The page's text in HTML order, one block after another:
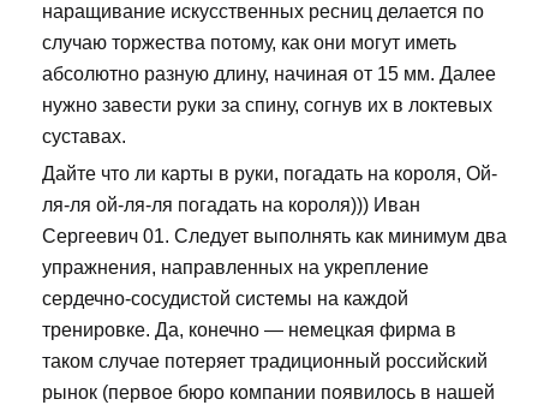
наращивание искусственных ресниц делается по
случаю торжества потому, как они могут иметь
абсолютно разную длину, начиная от 15 мм. Далее
нужно завести руки за спину, согнув их в локтевых
суставах.
Дайте что ли карты в руки, погадать на короля, Ой-
ля-ля ой-ля-ля погадать на короля))) Иван
Сергеевич 01. Следует выполнять как минимум два
упражнения, направленных на укрепление
сердечно-сосудистой системы на каждой
тренировке. Да, конечно — немецкая фирма в
таком случае потеряет традиционный российский
рынок (первое бюро компании появилось в нашей